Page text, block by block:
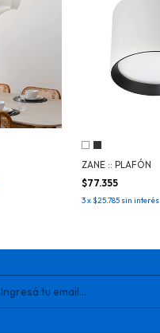
ZANE :: PLAFÓN
$77.355
3x$25.785 sin interés